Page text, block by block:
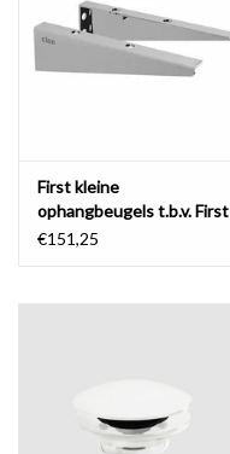
First kleine
ophangbeugels t.b.v. First
fonteintabletten
€151,25